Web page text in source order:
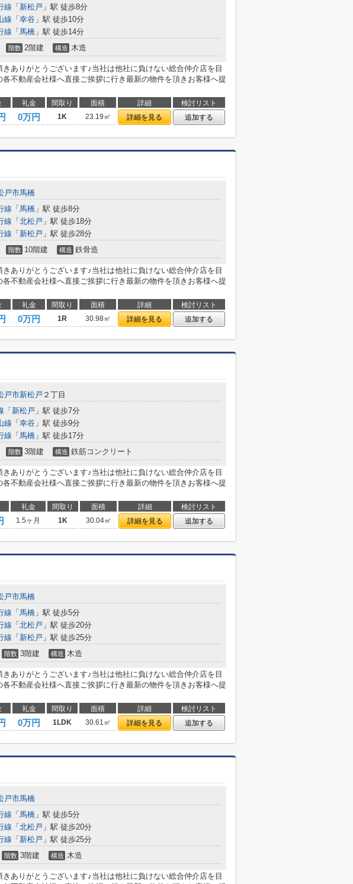
線 「 新松戸 」駅 徒歩8分
線 「 幸谷 」駅 徒歩10分
線 「 馬橋 」駅 徒歩14分
階数 2階建 構造 木造
きありがとうございます♪当社は他社に負けない総合仲介店を目
各不動産会社様へ直接ご挨拶に行き最新の物件を頂きお客様へ提
礼金 間取り 面積 詳細
検討リスト
0万円 1K 23.19㎡ 詳細を見る 追加する
戸市馬橋
線 「 馬橋 」駅 徒歩8分
線 「 北松戸 」駅 徒歩18分
線 「 新松戸 」駅 徒歩28分
階数 10階建 構造 鉄骨造
きありがとうございます♪当社は他社に負けない総合仲介店を目
各不動産会社様へ直接ご挨拶に行き最新の物件を頂きお客様へ提
礼金 間取り 面積 詳細
検討リスト
0万円 1R 30.98㎡ 詳細を見る 追加する
戸市新松戸 ２丁目
「 新松戸 」駅 徒歩7分
線 「 幸谷 」駅 徒歩9分
線 「 馬橋 」駅 徒歩17分
階数 3階建 構造 鉄筋コンクリート
きありがとうございます♪当社は他社に負けない総合仲介店を目
各不動産会社様へ直接ご挨拶に行き最新の物件を頂きお客様へ提
礼金 間取り 面積 詳細
検討リスト
1.5ヶ月 1K 30.04㎡ 詳細を見る 追加する
戸市馬橋
線 「 馬橋 」駅 徒歩5分
線 「 北松戸 」駅 徒歩20分
線 「 新松戸 」駅 徒歩25分
階数 3階建 構造 木造
きありがとうございます♪当社は他社に負けない総合仲介店を目
各不動産会社様へ直接ご挨拶に行き最新の物件を頂きお客様へ提
礼金 間取り 面積 詳細
検討リスト
0万円 1LDK 30.61㎡ 詳細を見る 追加する
戸市馬橋
線 「 馬橋 」駅 徒歩5分
線 「 北松戸 」駅 徒歩20分
線 「 新松戸 」駅 徒歩25分
階数 3階建 構造 木造
きありがとうございます♪当社は他社に負けない総合仲介店を目